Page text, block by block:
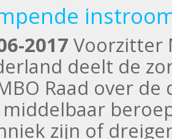
2017 Voorzitter
deelt de
Raad over
zijn of